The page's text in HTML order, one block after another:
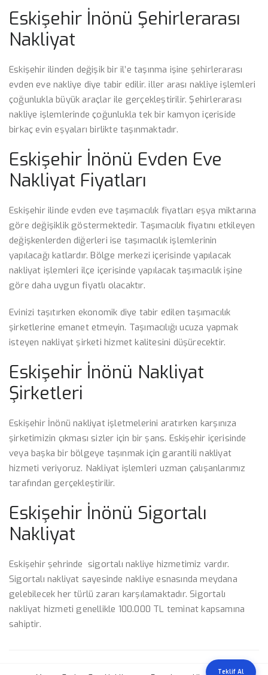
Eskişehir İnönü Şehirlerarası
Nakliyat
Eskişehir ilinden değişik bir il’e taşınma işine şehirlerarası
evden eve nakliye diye tabir edilir. iller arası nakliye işlemleri
çoğunlukla büyük araçlar ile gerçekleştirilir. Şehirlerarası
nakliye işlemlerinde çoğunlukla tek bir kamyon içeriside
birkaç evin eşyaları birlikte taşınmaktadır.
Eskişehir İnönü Evden Eve
Nakliyat Fiyatları
Eskişehir ilinde evden eve taşımacılık fiyatları eşya miktarına
göre değişiklik göstermektedir. Taşımacılık fiyatını etkileyen
değişkenlerden diğerleri ise taşımacılık işlemlerinin
yapılacağı katlardır. Bölge merkezi içerisinde yapılacak
nakliyat işlemleri ilçe içerisinde yapılacak taşımacılık işine
göre daha uygun fiyatlı olacaktır.
Evinizi taşıtırken ekonomik diye tabir edilen taşımacılık
şirketlerine emanet etmeyin. Taşımacılığı ucuza yapmak
isteyen nakliyat şirketi hizmet kalitesini düşürecektir.
Eskişehir İnönü Nakliyat
Şirketleri
Eskişehir İnönü nakliyat işletmelerini aratırken karşınıza
şirketimizin çıkması sizler için bir şans. Eskişehir içerisinde
veya başka bir bölgeye taşınmak için garantili nakliyat
hizmeti veriyoruz. Nakliyat işlemleri uzman çalışanlarımız
tarafından gerçekleştirilir.
Eskişehir İnönü Sigortalı
Nakliyat
Eskişehir şehrinde sigortalı nakliye hizmetimiz vardır.
Sigortalı nakliyat sayesinde nakliye esnasında meydana
gelebilecek her türlü zararı karşılamaktadır. Sigortalı
nakliyat hizmeti genellikle 100.000 TL teminat kapsamına
sahiptir.
Teklif Al